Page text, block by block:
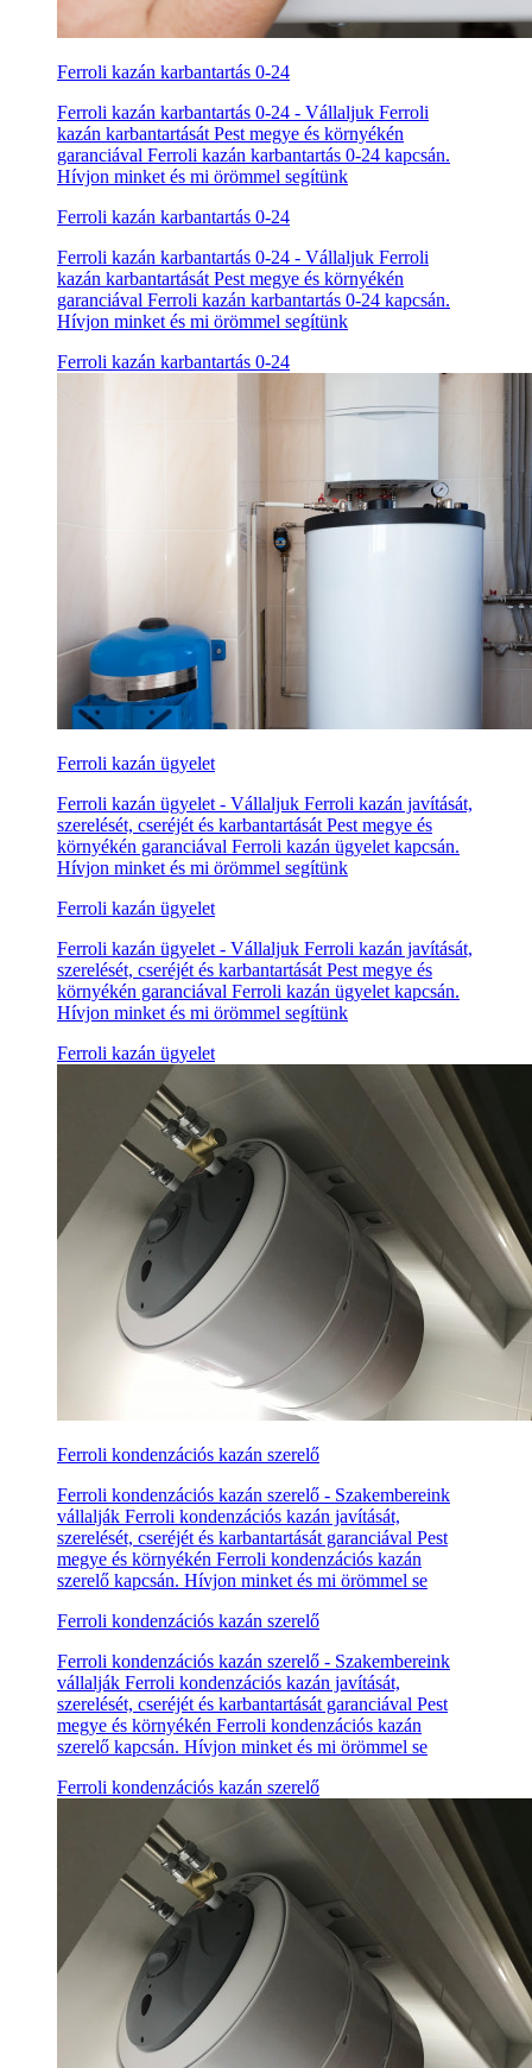
Ferroli kazán karbantartás 0-24
Ferroli kazán karbantartás 0-24 - Vállaljuk Ferroli
kazán karbantartását Pest megye és környékén
garanciával Ferroli kazán karbantartás 0-24 kapcsán.
Hívjon minket és mi örömmel segítünk
Ferroli kazán karbantartás 0-24
Ferroli kazán karbantartás 0-24 - Vállaljuk Ferroli
kazán karbantartását Pest megye és környékén
garanciával Ferroli kazán karbantartás 0-24 kapcsán.
Hívjon minket és mi örömmel segítünk
Ferroli kazán karbantartás 0-24
Ferroli kazán ügyelet
Ferroli kazán ügyelet - Vállaljuk Ferroli kazán javítását,
szerelését, cseréjét és karbantartását Pest megye és
környékén garanciával Ferroli kazán ügyelet kapcsán.
Hívjon minket és mi örömmel segítünk
Ferroli kazán ügyelet
Ferroli kazán ügyelet - Vállaljuk Ferroli kazán javítását,
szerelését, cseréjét és karbantartását Pest megye és
környékén garanciával Ferroli kazán ügyelet kapcsán.
Hívjon minket és mi örömmel segítünk
Ferroli kazán ügyelet
Ferroli kondenzációs kazán szerelő
Ferroli kondenzációs kazán szerelő - Szakembereink
vállalják Ferroli kondenzációs kazán javítását,
szerelését, cseréjét és karbantartását garanciával Pest
megye és környékén Ferroli kondenzációs kazán
szerelő kapcsán. Hívjon minket és mi örömmel se
Ferroli kondenzációs kazán szerelő
Ferroli kondenzációs kazán szerelő - Szakembereink
vállalják Ferroli kondenzációs kazán javítását,
szerelését, cseréjét és karbantartását garanciával Pest
megye és környékén Ferroli kondenzációs kazán
szerelő kapcsán. Hívjon minket és mi örömmel se
Ferroli kondenzációs kazán szerelő